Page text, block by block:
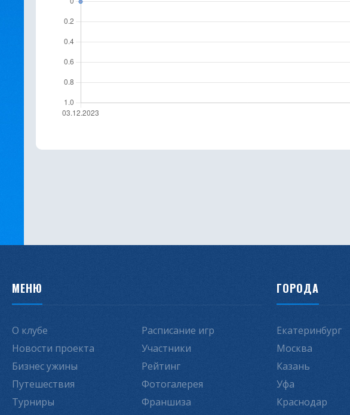
МЕНЮ
О клубе
Новости проекта
Бизнес ужины
Путешествия
Турниры
Расписание игр
Участники
Рейтинг
Фотогалерея
Франшиза
ГОРОДА
Екатеринбург
Москва
Казань
Уфа
Краснодар